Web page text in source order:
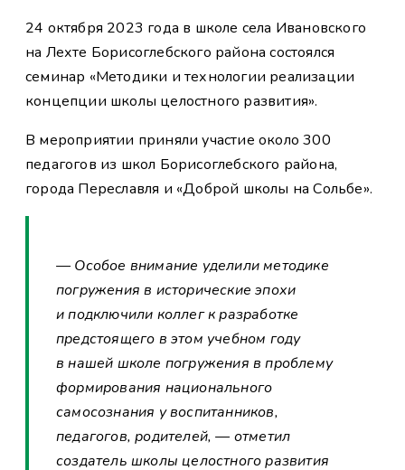
24 октября 2023 года в школе села Ивановского
на Лехте Борисоглебского района состоялся
семинар «Методики и технологии реализации
концепции школы целостного развития».
В мероприятии приняли участие около 300
педагогов из школ Борисоглебского района,
города Переславля и «Доброй школы на Сольбе».
— Особое внимание уделили методике
погружения в исторические эпохи
и подключили коллег к разработке
предстоящего в этом учебном году
в нашей школе погружения в проблему
формирования национального
самосознания у воспитанников,
педагогов, родителей, — отметил
создатель школы целостного развития